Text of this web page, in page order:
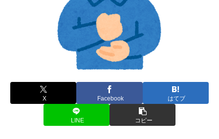
X Facebook はてブ
LINE コピー